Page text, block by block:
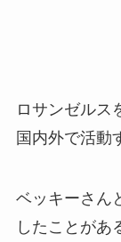
ロサンゼルス
国内外で活動
ベッキーさん
したことがあ